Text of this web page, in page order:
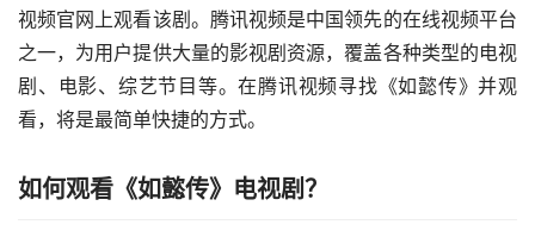
视频官网上观看该剧。腾讯视频是中国领先的在线视频平台
之一，为用户提供大量的影视剧资源，覆盖各种类型的电视
剧、电影、综艺节目等。在腾讯视频寻找《如懿传》并观
看，将是最简单快捷的方式。
如何观看《如懿传》电视剧？